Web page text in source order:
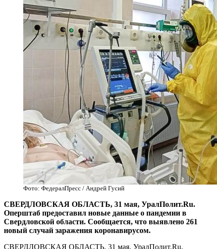
Фото: ФедералПресс / Андрей Гусий
СВЕРДЛОВСКАЯ ОБЛАСТЬ, 31 мая, УралПолит.Ru.
Оперштаб предоставил новые данные о пандемии в
Свердловской области. Сообщается, что выявлено 261
новый случай заражения коронавирусом.
СВЕРДЛОВСКАЯ ОБЛАСТЬ, 31 мая, УралПолит.Ru.